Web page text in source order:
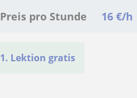
Preis pro Stunde 16 €/h
1. Lektion gratis